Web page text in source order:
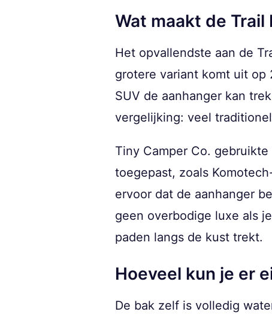
Wat maakt de
Het opvallendste aan de
grotere variant komt uit op
SUV de aanhanger kan
vergelijking: veel
Tiny Camper Co.
toegepast, zoals
ervoor dat de aanhanger
geen overbodige luxe als
paden langs de kust trekt.
Hoeveel kun je er
De bak zelf is volledig